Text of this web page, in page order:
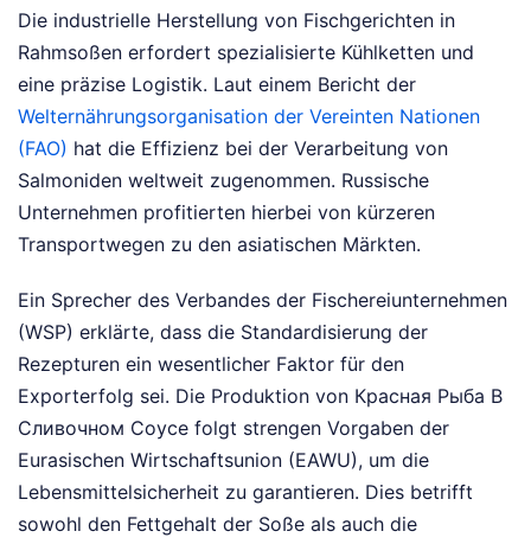
Die industrielle Herstellung von Fischgerichten in
Rahmsoßen erfordert spezialisierte Kühlketten und
eine präzise Logistik. Laut einem Bericht der
Welternährungsorganisation der Vereinten Nationen
(FAO) hat die Effizienz bei der Verarbeitung von
Salmoniden weltweit zugenommen. Russische
Unternehmen profitierten hierbei von kürzeren
Transportwegen zu den asiatischen Märkten.
Ein Sprecher des Verbandes der Fischereiunternehmen
(WSP) erklärte, dass die Standardisierung der
Rezepturen ein wesentlicher Faktor für den
Exporterfolg sei. Die Produktion von Красная Рыба В
Сливочном Соусе folgt strengen Vorgaben der
Eurasischen Wirtschaftsunion (EAWU), um die
Lebensmittelsicherheit zu garantieren. Dies betrifft
sowohl den Fettgehalt der Soße als auch die